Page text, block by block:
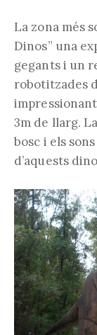
La zona més
Dinos” una
gegants i un
robotitzades
3m de llarg.
bosc i els
d’aquests